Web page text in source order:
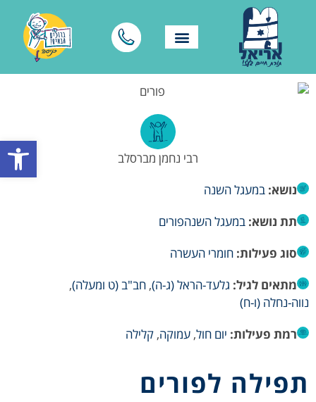
פתח
רבי נחמן מברסלב
נושא: במעגל השנה
תת נושא: במעגל השנהפורים
סוג פעילות: חומרי העשרה
מתאים לגיל: גלעד-הראל (ג-ה), חב"ב (ט ומעלה),
נווה-נחלה (ו-ח)
רמת פעילות: יום חול, עמוקה, קלילה
תפילה לפורים